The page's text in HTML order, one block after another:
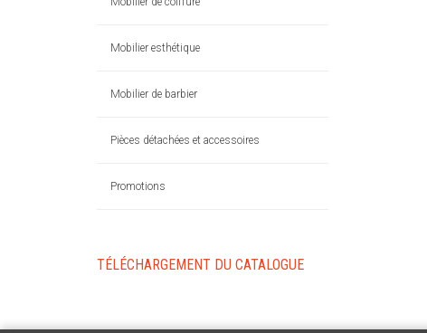
Mobilier esthétique
Mobilier de barbier
Pièces détachées et accessoires
Promotions
TÉLÉCHARGEMENT DU CATALOGUE